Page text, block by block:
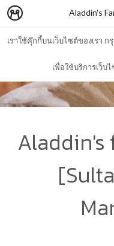
เราใช้คุ๊กกี้บนเว็บไซต์ของเรา
เพื่อใช้บริการเว็บ
Aladdin's